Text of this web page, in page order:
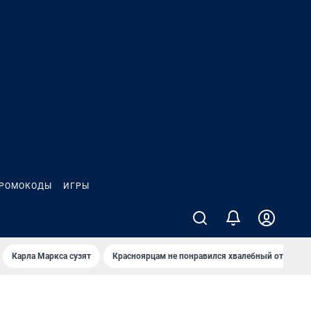
ИГРЫ
Карла Маркса сузят Красноярцам не понравился хвалебный отзыв о